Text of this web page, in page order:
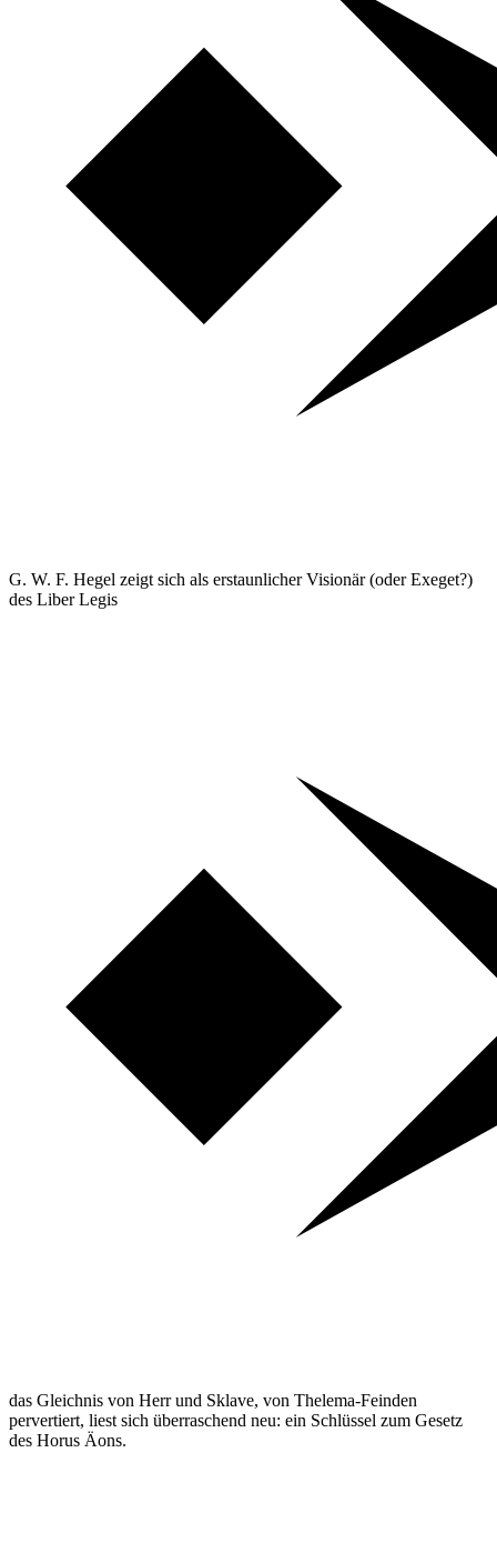
G. W. F. Hegel zeigt sich als erstaunlicher Visionär (oder Exeget?)
des Liber Legis
das Gleichnis von Herr und Sklave, von Thelema-Feinden
pervertiert, liest sich überraschend neu: ein Schlüssel zum Gesetz
des Horus Äons.